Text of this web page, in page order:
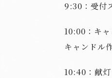
9:30：受付
10:00：キャ
キャンドル
10:40：献灯